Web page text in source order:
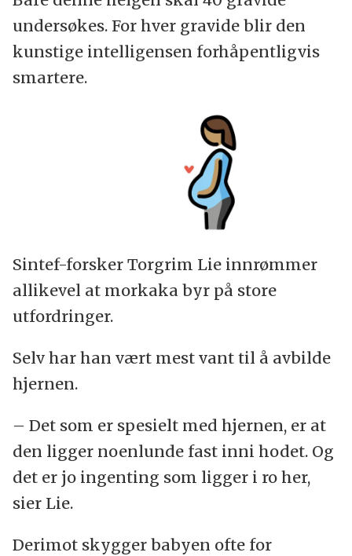
undersøkes. For hver gravide blir den
kunstige intelligensen forhåpentligvis
smartere.
Sintef-forsker Torgrim Lie innrømmer
allikevel at morkaka byr på store
utfordringer.
Selv har han vært mest vant til å avbilde
hjernen.
– Det som er spesielt med hjernen, er at
den ligger noenlunde fast inni hodet. Og
det er jo ingenting som ligger i ro her,
sier Lie.
Derimot skygger babyen ofte for